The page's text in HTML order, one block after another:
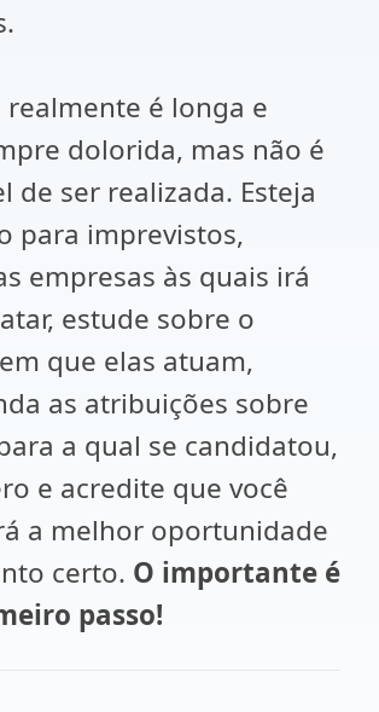
é longa e
dolorida, mas não é
de ser realizada. Esteja
para imprevistos,
empresas às quais irá
estude sobre o
que elas atuam,
as atribuições sobre
a qual se candidatou,
e acredite que você
a melhor oportunidade
certo. O importante é
passo!